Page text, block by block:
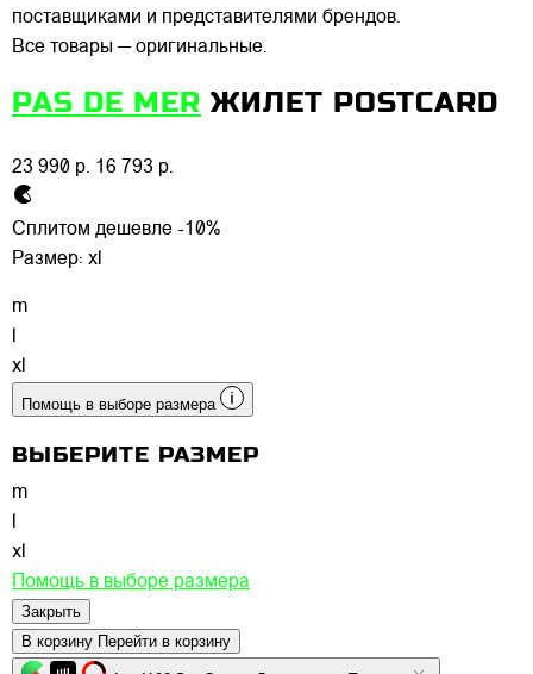
поставщиками и представителями брендов.
Все товары — оригинальные.
PAS DE MER ЖИЛЕТ POSTCARD
23 990 р. 16 793 р.
Сплитом дешевле -10%
Размер: xl
m
l
xl
Помощь в выборе размера
ВЫБЕРИТЕ РАЗМЕР
m
xl
Помощь в выборе размера
Закрыть
В корзину Перейти в корзину